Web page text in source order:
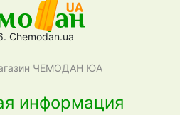
Chemodan.ua
ЧЕМОДАН ЮА
информация